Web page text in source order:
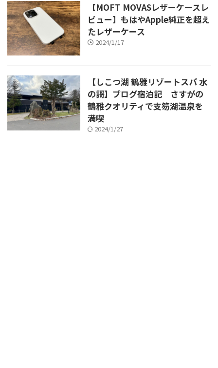
【MOFT MOVASレザーケースレ
ビュー】もはやApple純正を超え
たレザーケース
2024/1/17
【しこつ湖 鶴雅リゾートスパ 水
の謌】ブログ宿泊記 さすがの
鶴雅クオリティで支笏湖温泉を
満喫
2024/1/27